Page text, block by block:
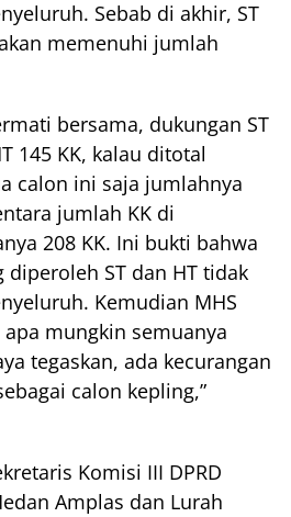
Sebab di akhir, ST
memenuhi jumlah
bersama, dukungan ST
145 KK, kalau ditotal
calon ini saja jumlahnya
jumlah KK di
208 KK. Ini bukti bahwa
diperoleh ST dan HT tidak
Kemudian MHS
mungkin semuanya
tegaskan, ada kecurangan
calon kepling,”
Komisi III DPRD
Amplas dan Lurah